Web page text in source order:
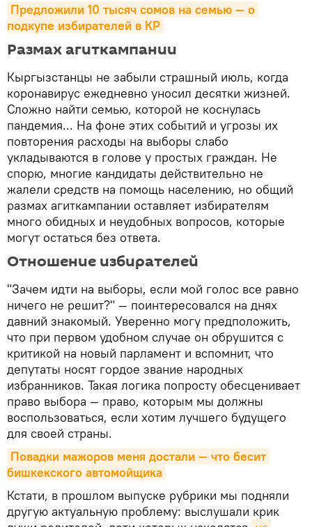
Предложили 10 тысяч сомов на семью — о
подкупе избирателей в КР
Размах агиткампании
Кыргызстанцы не забыли страшный июль, когда
коронавирус ежедневно уносил десятки жизней.
Сложно найти семью, которой не коснулась
пандемия... На фоне этих событий и угрозы их
повторения расходы на выборы слабо
укладываются в голове у простых граждан. Не
спорю, многие кандидаты действительно не
жалели средств на помощь населению, но общий
размах агиткампании оставляет избирателям
много обидных и неудобных вопросов, которые
могут остаться без ответа.
Отношение избирателей
"Зачем идти на выборы, если мой голос все равно
ничего не решит?" — поинтересовался на днях
давний знакомый. Уверенно могу предположить,
что при первом удобном случае он обрушится с
критикой на новый парламент и вспомнит, что
депутаты носят гордое звание народных
избранников. Такая логика попросту обесценивает
право выбора — право, которым мы должны
воспользоваться, если хотим лучшего будущего
для своей страны.
Повадки мажоров меня достали — что бесит
бишкекского автомойщика
Кстати, в прошлом выпуске рубрики мы подняли
другую актуальную проблему: выслушали крик